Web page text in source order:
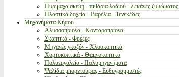
Πυρίμαχα σκεύη - πιθάρια λαδιού - λεκάνες ζυμώματος
Πλαστικά δοχεία - Βαρέλια - Τενεκέδες
Μηχανήματα Κήπου
Αλυσσοπρίονα - Κονταροπρίονα
Σκαπτικά - Φρέζες
Μηχανές γκαζόν - Χλοοκοπτικά
Χορτοκοπτικά - Θαμνοκοπτικά
Πολυεργαλεία - Πολυμηχανήματα
Ψαλίδια μπορντούρας - Ευθυγραμμιστές